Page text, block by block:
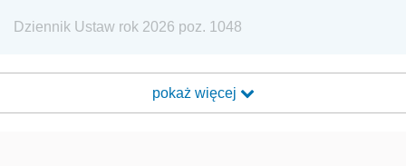
Dziennik Ustaw rok 2026 poz. 1048
pokaż więcej